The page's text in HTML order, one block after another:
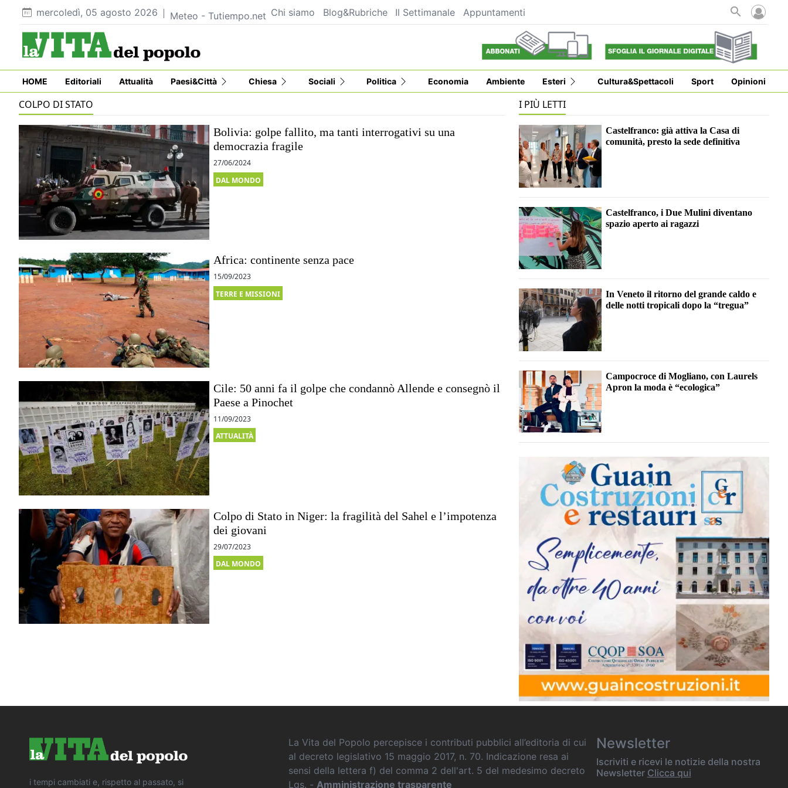
mercoledì, 05 agosto 2026 Meteo - Tutiempo.net Chi siamo Blog&Rubriche Il Settimanale Appuntamenti
HOME Editoriali Attualità Paesi&Città Chiesa Sociali Politica Economia Ambiente Esteri Cultura&Spettacoli Sport Opinioni
COLPO DI STATO
Bolivia: golpe fallito, ma tanti interrogativi su una
democrazia fragile
27/06/2024
DAL MONDO
Africa: continente senza pace
15/09/2023
TERRE E MISSIONI
Cile: 50 anni fa il golpe che condannò Allende e consegnò il
Paese a Pinochet
11/09/2023
ATTUALITÀ
Colpo di Stato in Niger: la fragilità del Sahel e l’impotenza
dei giovani
29/07/2023
DAL MONDO
I PIÙ LETTI
Castelfranco: già attiva la Casa di
comunità, presto la sede definitiva
Castelfranco, i Due Mulini diventano
spazio aperto ai ragazzi
In Veneto il ritorno del grande caldo e
delle notti tropicali dopo la “tregua”
Campocroce di Mogliano, con Laurels
Apron la moda è “ecologica”
i tempi cambiati e, rispetto al passato, si
La Vita del Popolo percepisce i contributi pubblici all’editoria di cui
al decreto legislativo 15 maggio 2017, n. 70. Indicazione resa ai
sensi della lettera f) del comma 2 dell'art. 5 del medesimo decreto
Lgs. - Amministrazione trasparente
Newsletter
Iscriviti e ricevi le notizie della nostra
Newsletter Clicca qui